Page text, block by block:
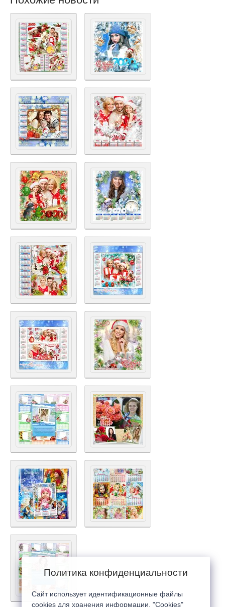
Политика конфиденциальности
Сайт использует идентификационные файлы
cookies для хранения информации. "Cookies"